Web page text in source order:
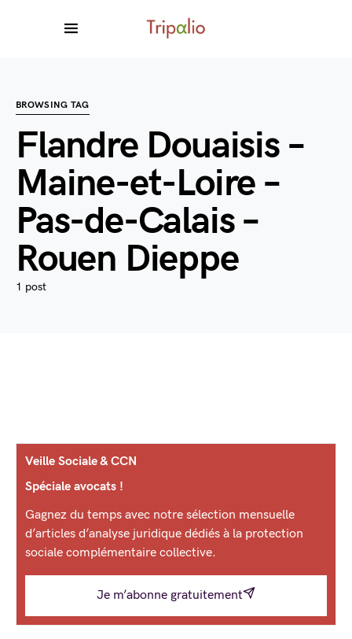
BROWSING TAG
Flandre Douaisis –
Maine-et-Loire –
Pas-de-Calais –
Rouen Dieppe
1 post
Veille Sociale & CCN
Spéciale avocats !
Gagnez du temps avec notre sélection mensuelle
d’articles d’analyse juridique dédiés à la protection
sociale complémentaire collective.
Je m’abonne gratuitement